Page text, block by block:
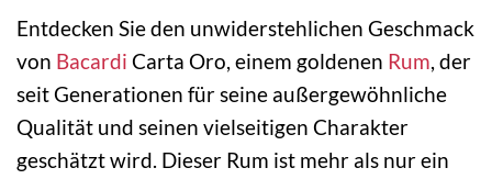
Entdecken Sie den unwiderstehlichen Geschmack
von Bacardi Carta Oro, einem goldenen Rum, der
seit Generationen für seine außergewöhnliche
Qualität und seinen vielseitigen Charakter
geschätzt wird. Dieser Rum ist mehr als nur ein